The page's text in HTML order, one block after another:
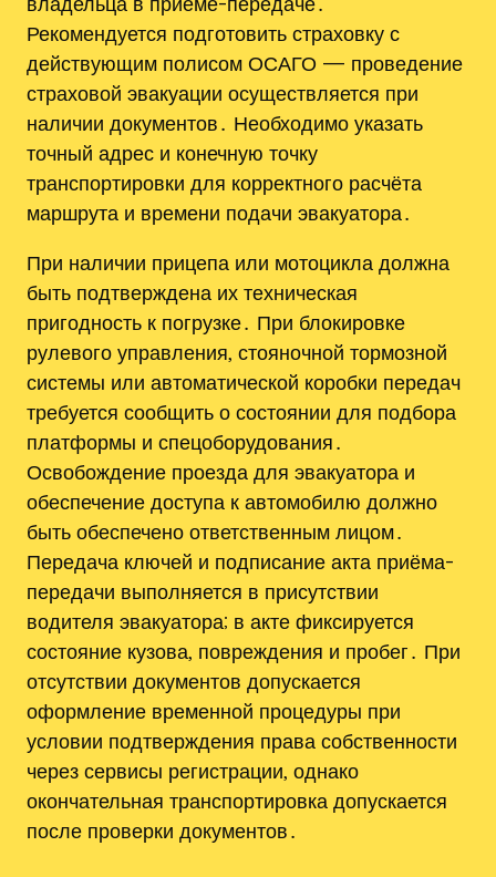
Рекомендуется подготовить страховку с
действующим полисом ОСАГО — проведение
страховой эвакуации осуществляется при
наличии документов․ Необходимо указать
точный адрес и конечную точку
транспортировки для корректного расчёта
маршрута и времени подачи эвакуатора․
При наличии прицепа или мотоцикла должна
быть подтверждена их техническая
пригодность к погрузке․ При блокировке
рулевого управления‚ стояночной тормозной
системы или автоматической коробки передач
требуется сообщить о состоянии для подбора
платформы и спецоборудования․
Освобождение проезда для эвакуатора и
обеспечение доступа к автомобилю должно
быть обеспечено ответственным лицом․
Передача ключей и подписание акта приёма-
передачи выполняется в присутствии
водителя эвакуатора; в акте фиксируется
состояние кузова‚ повреждения и пробег․ При
отсутствии документов допускается
оформление временной процедуры при
условии подтверждения права собственности
через сервисы регистрации‚ однако
окончательная транспортировка допускается
после проверки документов․